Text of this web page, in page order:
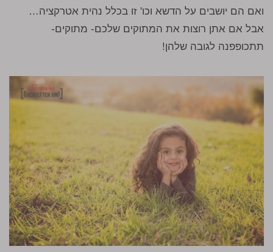
ואם הם יושבים על הדשא וכו' זו בכלל נהית אטרקציה…
אבל אם אתן רוצות את המתוקים שלכם- מתוקים-
תתכופפנה לגובה שלהן!